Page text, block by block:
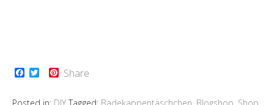
F
a
e t
P
t
Share
Posted in: DIY Tagged: Badekappentäschchen Blogshop Shop